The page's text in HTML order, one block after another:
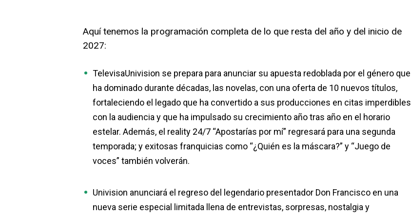
Aquí tenemos la programación completa de lo que resta del año y del inicio de
2027:
TelevisaUnivision se prepara para anunciar su apuesta redoblada por el género que
ha dominado durante décadas, las novelas, con una oferta de 10 nuevos títulos,
fortaleciendo el legado que ha convertido a sus producciones en citas imperdibles
con la audiencia y que ha impulsado su crecimiento año tras año en el horario
estelar. Además, el reality 24/7 “Apostarías por mí” regresará para una segunda
temporada; y exitosas franquicias como “¿Quién es la máscara?” y “Juego de
voces” también volverán.
Univision anunciará el regreso del legendario presentador Don Francisco en una
nueva serie especial limitada llena de entrevistas, sorpresas, nostalgia y